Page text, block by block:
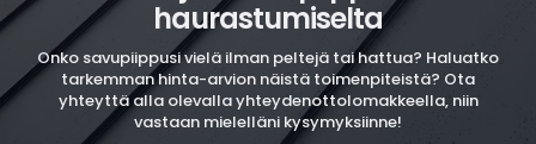
haurastumiselta
Onko savupiippusi vielä ilman peltejä tai hattua? Haluatko
tarkemman hinta-arvion näistä toimenpiteistä? Ota
yhteyttä alla olevalla yhteydenottolomakkeella, niin
vastaan mielelläni kysymyksiinne!